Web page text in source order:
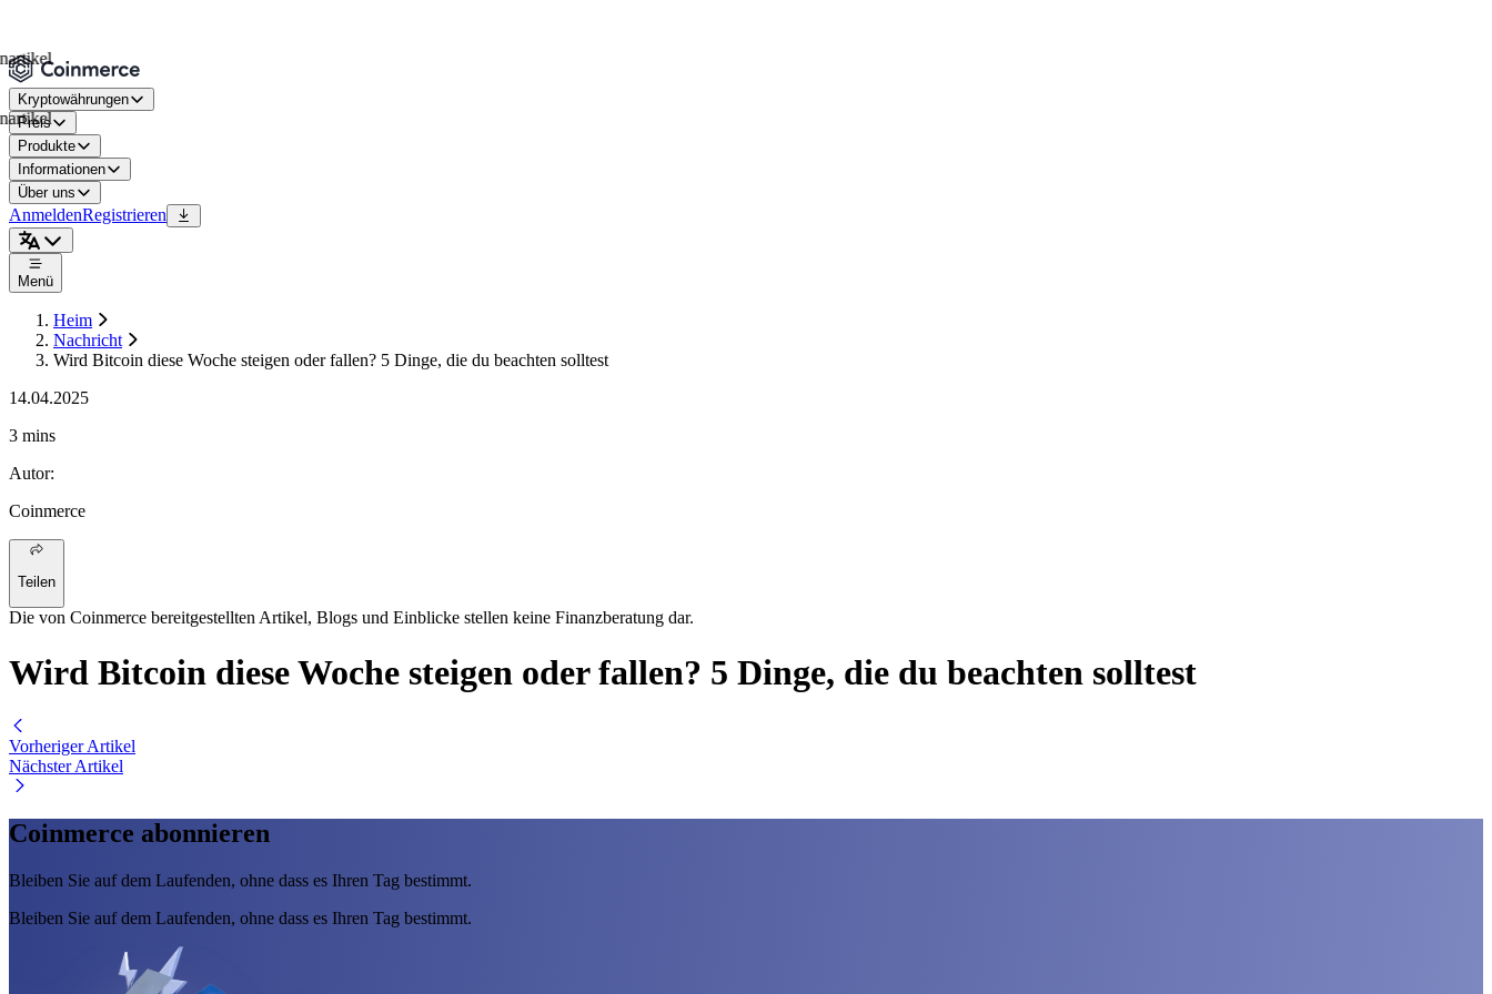
Kryptowährungen
Preis
Produkte
Informationen
Über uns
AnmeldenRegistrieren
Menü
Heim
Nachricht
Wird Bitcoin diese Woche steigen oder fallen? 5 Dinge, die du beachten solltest
14.04.2025
3 mins
Autor:
Coinmerce
Teilen
Die von Coinmerce bereitgestellten Artikel, Blogs und Einblicke stellen keine Finanzberatung dar.
Wird Bitcoin diese Woche steigen oder fallen? 5 Dinge, die du beachten solltest
Vorheriger Artikel
Nächster Artikel
Coinmerce abonnieren
Bleiben Sie auf dem Laufenden, ohne dass es Ihren Tag bestimmt.
Bleiben Sie auf dem Laufenden, ohne dass es Ihren Tag bestimmt.